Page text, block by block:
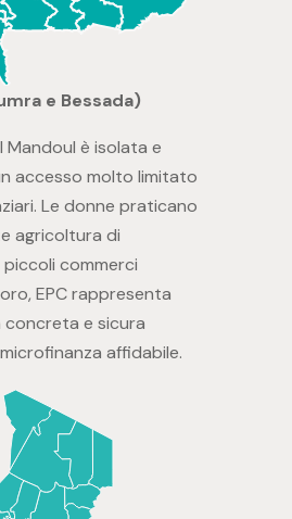
e Bessada)
Mandoul è isolata e
accesso molto limitato
Le donne praticano
agricoltura di
commerci
EPC rappresenta
concreta e sicura
affidabile.